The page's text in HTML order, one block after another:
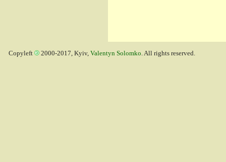
Copyleft 2000-2017, Kyiv, Valentyn Solomko. All rights reserved.